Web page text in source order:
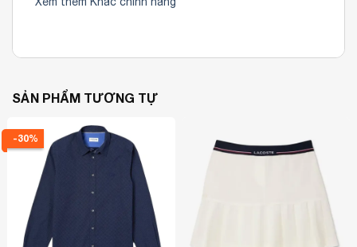
SẢN PHẨM TƯƠNG TỰ
-30%